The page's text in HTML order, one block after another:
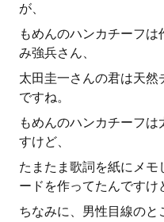
が、
もめんのハンカチーフ
み強兵さん、
太田圭一さんの君は天
ですね。
もめんのハンカチーフ
すけど、
たまたま歌詞を紙にメモ
ードを作ってたんですけ
ちなみに、男性目線の